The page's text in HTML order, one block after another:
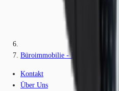
Büroimmobilie - Eschborn - F1157
Kontakt
Über Uns